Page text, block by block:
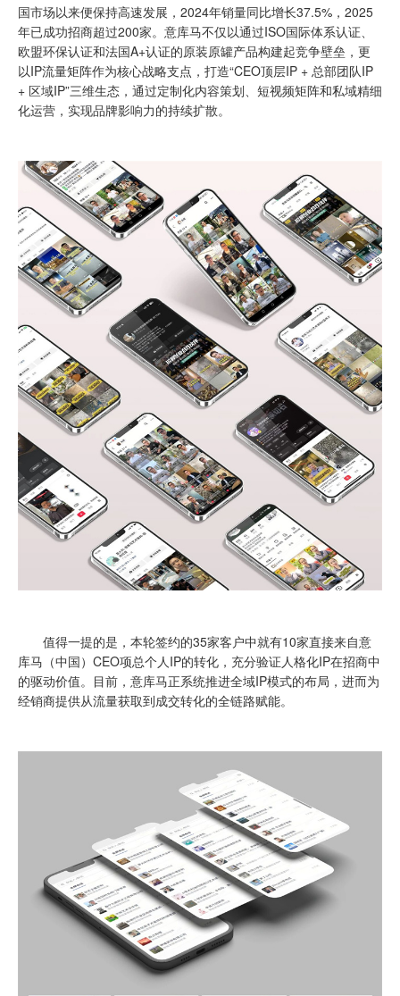
国市场以来便保持高速发展，2024年销量同比增长37.5%，2025
年已成功招商超过200家。意库马不仅以通过ISO国际体系认证、
欧盟环保认证和法国A+认证的原装原罐产品构建起竞争壁垒，更
以IP流量矩阵作为核心战略支点，打造“CEO顶层IP + 总部团队IP
+ 区域IP”三维生态，通过定制化内容策划、短视频矩阵和私域精细
化运营，实现品牌影响力的持续扩散。
值得一提的是，本轮签约的35家客户中就有10家直接来自意
库马（中国）CEO项总个人IP的转化，充分验证人格化IP在招商中
的驱动价值。目前，意库马正系统推进全域IP模式的布局，进而为
经销商提供从流量获取到成交转化的全链路赋能。